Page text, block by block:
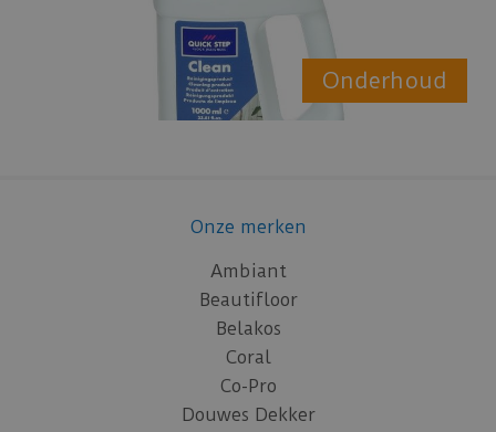
Onderhoud
Onze merken
Ambiant
Beautifloor
Belakos
Coral
Co-Pro
Douwes Dekker